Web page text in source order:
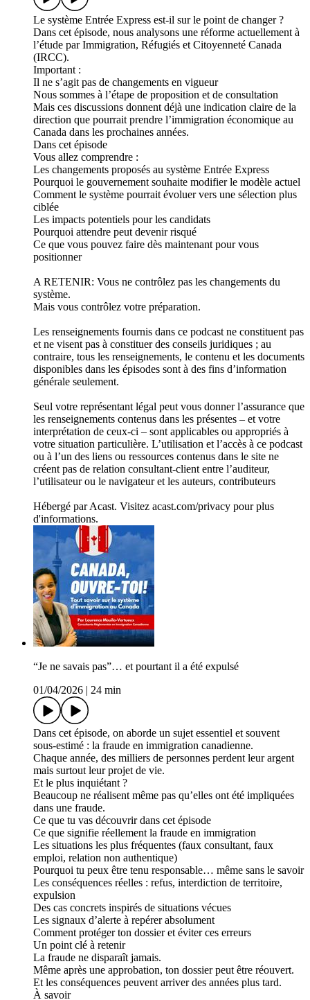
Le système Entrée Express est-il sur le point de changer ?
Dans cet épisode, nous analysons une réforme actuellement à
l’étude par Immigration, Réfugiés et Citoyenneté Canada
(IRCC).
Important :
Il ne s’agit pas de changements en vigueur
Nous sommes à l’étape de proposition et de consultation
Mais ces discussions donnent déjà une indication claire de la
direction que pourrait prendre l’immigration économique au
Canada dans les prochaines années.
Dans cet épisode
Vous allez comprendre :
Les changements proposés au système Entrée Express
Pourquoi le gouvernement souhaite modifier le modèle actuel
Comment le système pourrait évoluer vers une sélection plus
ciblée
Les impacts potentiels pour les candidats
Pourquoi attendre peut devenir risqué
Ce que vous pouvez faire dès maintenant pour vous
positionner
A RETENIR: Vous ne contrôlez pas les changements du
système.
Mais vous contrôlez votre préparation.
Les renseignements fournis dans ce podcast ne constituent pas
et ne visent pas à constituer des conseils juridiques ; au
contraire, tous les renseignements, le contenu et les documents
disponibles dans les épisodes sont à des fins d’information
générale seulement.
Seul votre représentant légal peut vous donner l’assurance que
les renseignements contenus dans les présentes – et votre
interprétation de ceux-ci – sont applicables ou appropriés à
votre situation particulière. L’utilisation et l’accès à ce podcast
ou à l’un des liens ou ressources contenus dans le site ne
créent pas de relation consultant-client entre l’auditeur,
l’utilisateur ou le navigateur et les auteurs, contributeurs
Hébergé par Acast. Visitez acast.com/privacy pour plus
d'informations.
“Je ne savais pas”… et pourtant il a été expulsé
01/04/2026
24 min
Dans cet épisode, on aborde un sujet essentiel et souvent
sous-estimé : la fraude en immigration canadienne.
Chaque année, des milliers de personnes perdent leur argent
mais surtout leur projet de vie.
Et le plus inquiétant ?
Beaucoup ne réalisent même pas qu’elles ont été impliquées
dans une fraude.
Ce que tu vas découvrir dans cet épisode
Ce que signifie réellement la fraude en immigration
Les situations les plus fréquentes (faux consultant, faux
emploi, relation non authentique)
Pourquoi tu peux être tenu responsable… même sans le savoir
Les conséquences réelles : refus, interdiction de territoire,
expulsion
Des cas concrets inspirés de situations vécues
Les signaux d’alerte à repérer absolument
Comment protéger ton dossier et éviter ces erreurs
Un point clé à retenir
La fraude ne disparaît jamais.
Même après une approbation, ton dossier peut être réouvert.
Et les conséquences peuvent arriver des années plus tard.
À savoir